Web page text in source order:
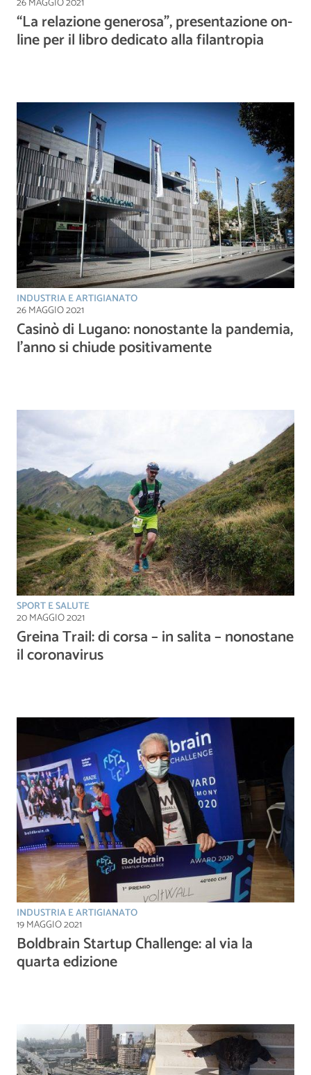
26 MAGGIO 2021
“La relazione generosa”, presentazione on-
line per il libro dedicato alla filantropia
INDUSTRIA E ARTIGIANATO
26 MAGGIO 2021
Casinò di Lugano: nonostante la pandemia,
l’anno si chiude positivamente
SPORT E SALUTE
20 MAGGIO 2021
Greina Trail: di corsa – in salita – nonostane
il coronavirus
INDUSTRIA E ARTIGIANATO
19 MAGGIO 2021
Boldbrain Startup Challenge: al via la
quarta edizione